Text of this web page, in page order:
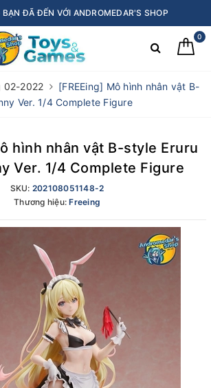
ĐÃ ĐẾN VỚI ANDROMEDAR'S SHOP
0
02-2022
[FREEing] Mô hình nhân vật B-
Ver. 1/4 Complete Figure
hình nhân vật B-style Eruru
Ver. 1/4 Complete Figure
SKU: 202108051148-2
Thương hiệu:Freeing